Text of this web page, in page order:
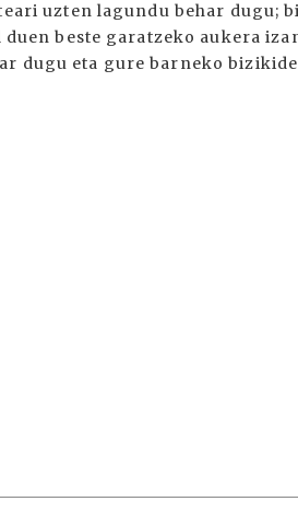
uzten lagundu behar dugu;
beste garatzeko aukera
dugu eta gure barneko